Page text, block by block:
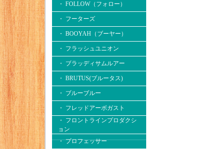
・ FOLLOW（フォロー）
・ フーターズ
・ BOOYAH（ブーヤー）
・ フラッシュユニオン
・ ブラッディサムルアー
・ BRUTUS(ブルータス)
・ ブルーブルー
・ フレッドアーボガスト
・ フロントラインプロダクシ
ョン
・ プロフェッサー